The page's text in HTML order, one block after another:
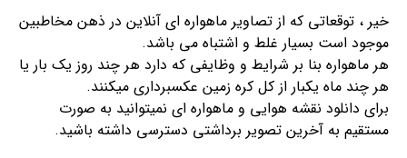
خیر ، توقعاتی که از تصاویر ماهواره ای آنلاین در ذهن مخاطبین
موجود است بسیار غلط و اشتباه می باشد.
هر ماهواره بنا بر شرایط و وظایفی که دارد هر چند روز یک بار یا
هر چند ماه یکبار از کل کره زمین عکسبرداری میکنند.
برای دانلود نقشه هوایی و ماهواره ای نمیتوانید به صورت
مستقیم به آخرین تصویر برداشتی دسترسی داشته باشید.